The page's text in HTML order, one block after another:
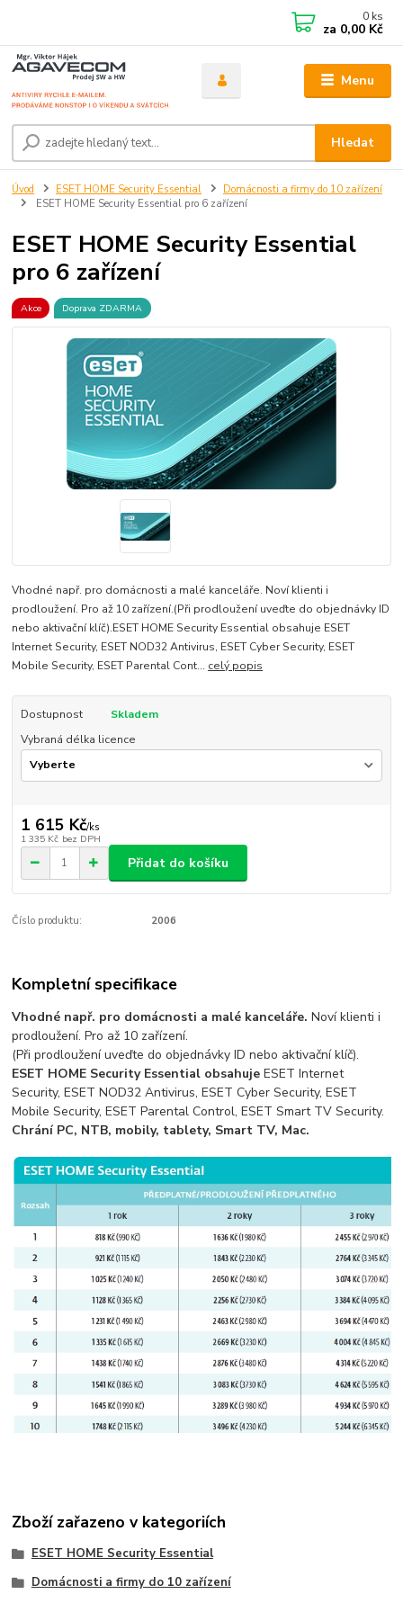
Menu
Hledat
0 ks
za 0,00 Kč
Úvod ESET HOME Security Essential
Domácnosti a firmy do 10 zařízení
ESET HOME Security Essential pro 6 zařízení
ESET HOME Security Essential
pro 6 zařízení
Akce Doprava ZDARMA
Vhodné např. pro domácnosti a malé kanceláře. Noví klienti i
prodloužení. Pro až 10 zařízení.(Při prodloužení uveďte do objednávky ID
nebo aktivační klíč).ESET HOME Security Essential obsahuje ESET
Internet Security, ESET NOD32 Antivirus, ESET Cyber Security, ESET
Mobile Security, ESET Parental Cont... celý popis
Dostupnost
Skladem
Vybraná délka licence
1 615 Kč/ks
1 335 Kč bez DPH
Přidat do košíku
Číslo produktu: 2006
Kompletní specifikace
Vhodné např. pro domácnosti a malé kanceláře. Noví klienti i
prodloužení. Pro až 10 zařízení.
(Při prodloužení uveďte do objednávky ID nebo aktivační klíč).
ESET HOME Security Essential obsahuje ESET Internet
Security, ESET NOD32 Antivirus, ESET Cyber Security, ESET
Mobile Security, ESET Parental Control, ESET Smart TV Security.
Chrání PC, NTB, mobily, tablety, Smart TV, Mac.
Zboží zařazeno v kategoriích
ESET HOME Security Essential
Domácnosti a firmy do 10 zařízení